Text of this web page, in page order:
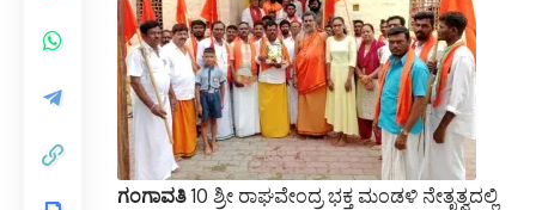
ಗಂಗಾವತಿ10 ಶ್ರೀ ರಾಘವೇಂದ್ರ ಭಕ್ತ ಮಂಡಳಿ ನೇತೃತ್ವದಲ್ಲಿ